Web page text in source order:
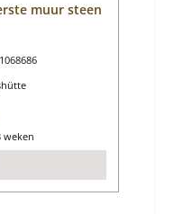
muur steen
weken